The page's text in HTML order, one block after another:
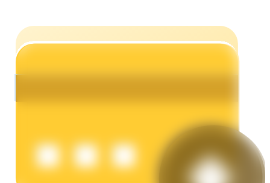
Porquinho poderoso
Ganhe recompensas competitivas diariamente